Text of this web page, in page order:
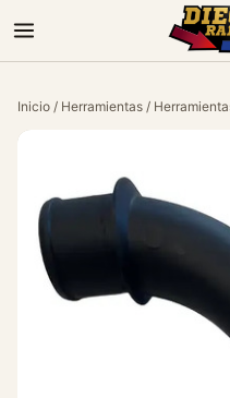
Inicio / Herramientas /